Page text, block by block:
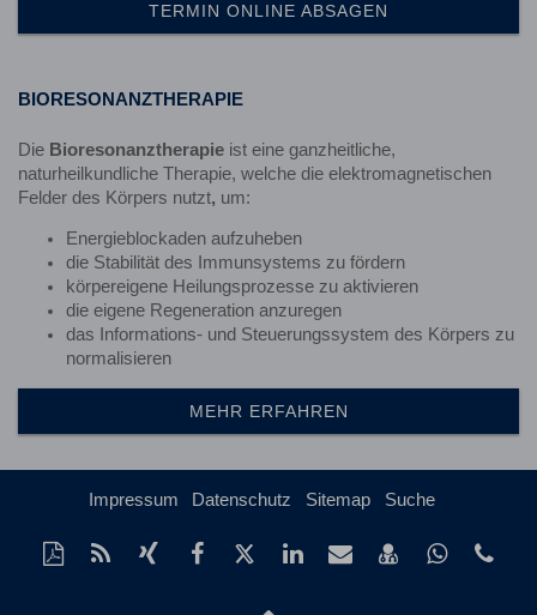
TERMIN ONLINE ABSAGEN
BIORESONANZTHERAPIE
Die Bioresonanztherapie ist eine ganzheitliche,
naturheilkundliche Therapie, welche die elektromagnetischen
Felder des Körpers nutzt, um:
Energieblockaden aufzuheben
die Stabilität des Immunsystems zu fördern
körpereigene Heilungsprozesse zu aktivieren
die eigene Regeneration anzuregen
das Informations- und Steuerungssystem des Körpers zu
normalisieren
MEHR ERFAHREN
Impressum Datenschutz Sitemap Suche
Diese
Seite
RSS-
Feed
Auf
Xing
Auf
Facebook
Auf
Twitter
LinkedIn
Per
Mail
vCard
speichern
Auf
Whatsapp